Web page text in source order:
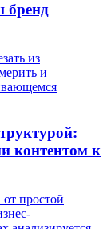
бренд
из
и
контентом к
от простой